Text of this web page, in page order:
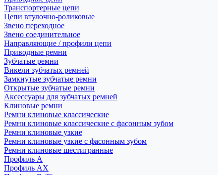
Транспортерные цепи
Цепи втулочно-роликовые
Звено переходное
Звено соединительное
Направляющие / профили цепи
Приводные ремни
Зубчатые ремни
Викели зубчатых ремней
Замкнутые зубчатые ремни
Открытые зубчатые ремни
Аксессуары для зубчатых ремней
Клиновые ремни
Ремни клиновые классические
Ремни клиновые классические с фасонным зубом
Ремни клиновые узкие
Ремни клиновые узкие с фасонным зубом
Ремни клиновые шестигранные
Профиль A
Профиль AX